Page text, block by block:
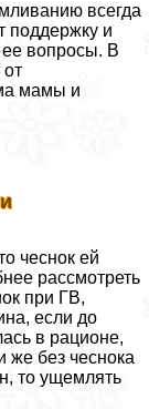
всегда
поддержку и
вопросы. В
мамы и
чеснок ей
рассмотреть
при ГВ,
если до
в рационе,
же без чеснока
то ущемлять